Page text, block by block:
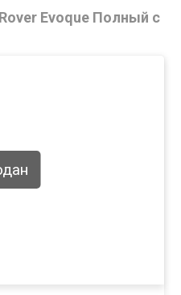
Evoque Полный с